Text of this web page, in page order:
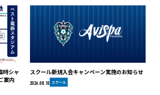
時シャ
案内
スクール新規入会キャンペーン実施のお知らせ
2026.08.10 スクール